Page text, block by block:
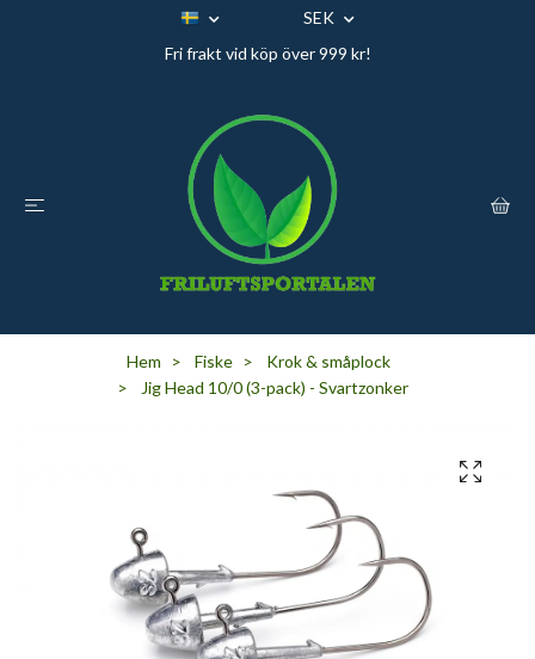
SEK
Fri frakt vid köp över 999 kr!
Hem Fiske
Krok & småplock
Jig Head 10/0 (3-pack) - Svartzonker